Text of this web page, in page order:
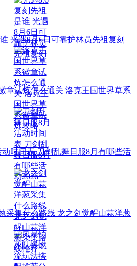
光遇8月6日可靠护林员先祖复刻
章试炼怎么通关 洛克王国世界草系
时间表 刀剑乱舞日服8月有哪些活
采集什么路线 龙之剑觉醒山蒜洋葱